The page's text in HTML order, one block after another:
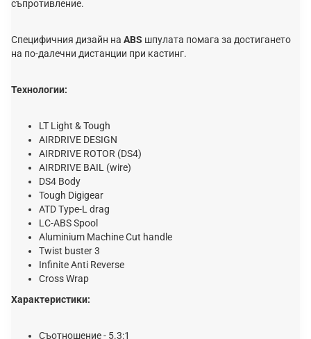
съпротивление.
Специфичния дизайн на ABS шпулата помага за достигането
на по-далечни дистанции при кастинг.
Технологии:
LT Light & Tough
AIRDRIVE DESIGN
AIRDRIVE ROTOR (DS4)
AIRDRIVE BAIL (wire)
DS4 Body
Tough Digigear
ATD Type-L drag
LC-ABS Spool
Aluminium Machine Cut handle
Twist buster 3
Infinite Anti Reverse
Cross Wrap
Характеристики:
Съотношение - 5.3:1